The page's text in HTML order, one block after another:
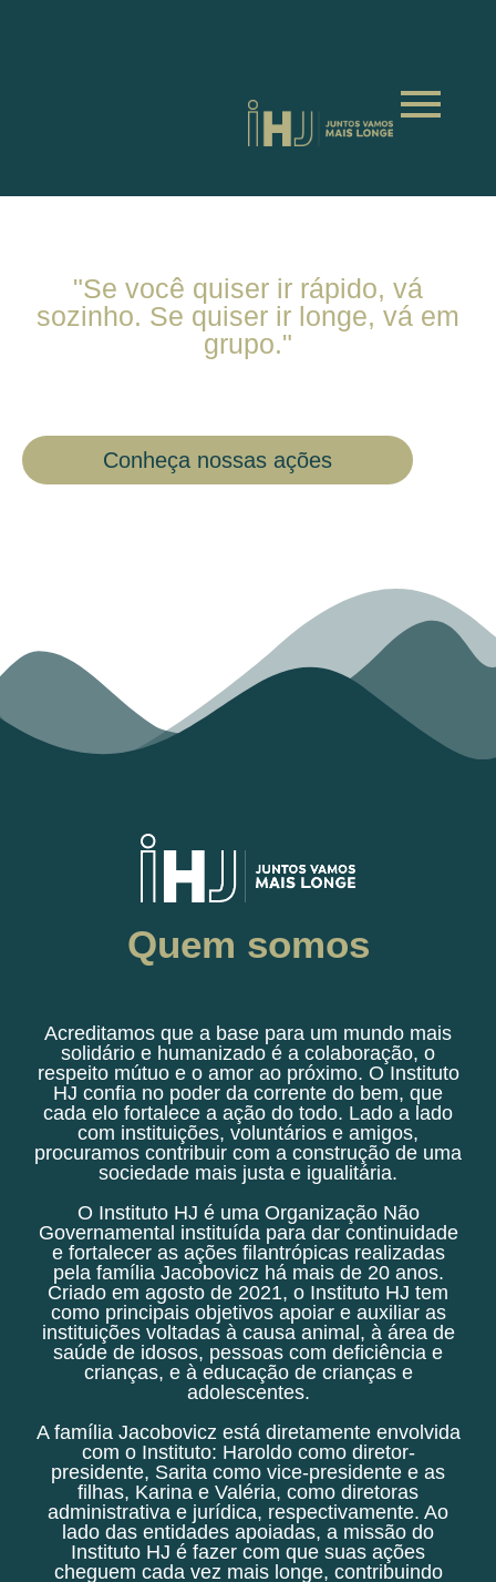
"Se você quiser ir rápido, vá
sozinho. Se quiser ir longe, vá em
grupo."
Conheça nossas ações
Quem somos
Acreditamos que a base para um mundo mais
solidário e humanizado é a colaboração, o
respeito mútuo e o amor ao próximo. O Instituto
HJ confia no poder da corrente do bem, que
cada elo fortalece a ação do todo. Lado a lado
com instituições, voluntários e amigos,
procuramos contribuir com a construção de uma
sociedade mais justa e igualitária.
O Instituto HJ é uma Organização Não
Governamental instituída para dar continuidade
e fortalecer as ações filantrópicas realizadas
pela família Jacobovicz há mais de 20 anos.
Criado em agosto de 2021, o Instituto HJ tem
como principais objetivos apoiar e auxiliar as
instituições voltadas à causa animal, à área de
saúde de idosos, pessoas com deficiência e
crianças, e à educação de crianças e
adolescentes.
A família Jacobovicz está diretamente envolvida
com o Instituto: Haroldo como diretor-
presidente, Sarita como vice-presidente e as
filhas, Karina e Valéria, como diretoras
administrativa e jurídica, respectivamente. Ao
lado das entidades apoiadas, a missão do
Instituto HJ é fazer com que suas ações
cheguem cada vez mais longe, contribuindo